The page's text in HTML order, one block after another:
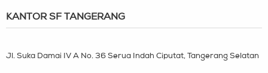
KANTOR SF TANGERANG
Jl. Suka Damai IV A No. 36 Serua Indah Ciputat, Tangerang Selatan